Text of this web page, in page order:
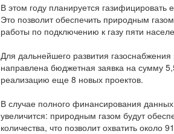
В этом году планируется
Это позволит обеспечить природным
работы по подключению к газу пяти
Для дальнейшего развития
направлена бюджетная заявка на сумму
реализацию еще 8 новых проектов.
В случае полного финансирования
увеличится: природным газом будут
количества, что позволит охватить около